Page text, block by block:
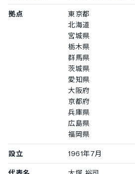
拠点
東京都
北海道
宮城県
栃木県
群馬県
茨城県
愛知県
大阪府
京都府
兵庫県
広島県
福岡県
設立 1961年7月